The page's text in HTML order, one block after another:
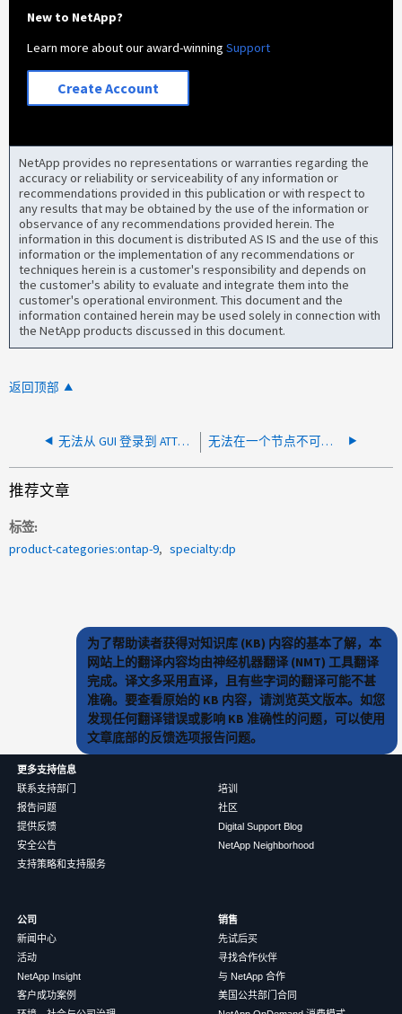
New to NetApp?
Learn more about our award-winningSupport
Create Account
NetApp provides no representations or warranties regarding the
accuracy or reliability or serviceability of any information or
recommendations provided in this publication or with respect to
any results that may be obtained by the use of the information or
observance of any recommendations provided herein. The
information in this document is distributed AS IS and the use of this
information or the implementation of any recommendations or
techniques herein is a customer's responsibility and depends on
the customer's ability to evaluate and integrate them into the
customer's operational environment. This document and the
information contained herein may be used solely in connection with
the NetApp products discussed in this document.
返回顶部
无法从 GUI 登录到 ATTO 桥接器，但 CLI 工作正常 无法在一个节点不可访问的情况下进行切换
推荐文章
标签
product-categories:ontap-9
specialty:dp
为了帮助读者获得对知识库 (KB) 内容的基本了解，本
网站上的翻译内容均由神经机器翻译 (NMT) 工具翻译
完成。译文多采用直译，且有些字词的翻译可能不甚
准确。要查看原始的 KB 内容，请浏览英文版本。如您
发现任何翻译错误或影响 KB 准确性的问题，可以使用
文章底部的反馈选项报告问题。
更多支持信息
联系支持部门
报告问题
提供反馈
安全公告
支持策略和支持服务
培训
社区
Digital Support Blog
NetApp Neighborhood
公司
新闻中心
活动
NetApp Insight
客户成功案例
销售
先试后买
寻找合作伙伴
与 NetApp 合作
美国公共部门合同